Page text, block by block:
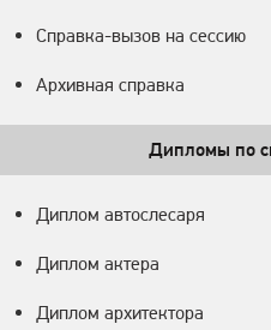
Справка-вызов на сессию
Архивная справка
Дипломы по
Диплом автослесаря
Диплом актера
Диплом архитектора